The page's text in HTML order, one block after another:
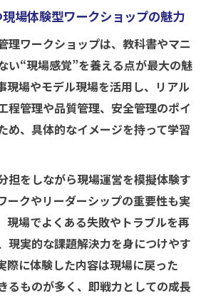
参加で得られる実務ノウハウ
ークショップで学べる実務ノウ
実体験から得られる現場ノウハ
ップ参加で施工管理力が伸びる
用可能な施工管理ノウハウの伝
現場経験を活かすノウハウ習得
解決を導く体験演習の魅力
課題を解決する体験演習の効果
場体験型ワークショップの魅力
理ワークショップは、教科書やマニ
い“現場感覚”を養える点が最大の魅
現場やモデル現場を活用し、リアル
程管理や品質管理、安全管理のポイ
め、具体的なイメージを持って学習
担をしながら現場運営を模擬体験す
ークやリーダーシップの重要性も実
現場でよくある失敗やトラブルを再
現実的な課題解決力を身につけやす
際に体験した内容は現場に戻った
るものが多く、即戦力としての成長